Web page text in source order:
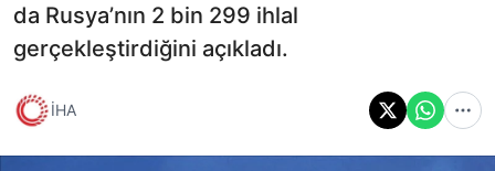
da Rusya’nın 2 bin 299 ihlal
gerçekleştirdiğini açıkladı.
İHA